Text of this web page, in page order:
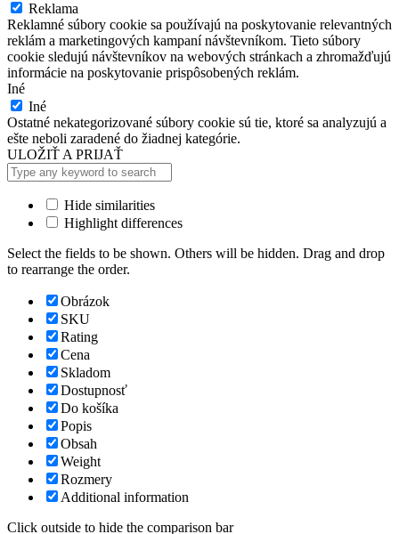
Reklama
Reklamné súbory cookie sa používajú na poskytovanie relevantných
reklám a marketingových kampaní návštevníkom. Tieto súbory
cookie sledujú návštevníkov na webových stránkach a zhromažďujú
informácie na poskytovanie prispôsobených reklám.
Iné
Iné
Ostatné nekategorizované súbory cookie sú tie, ktoré sa analyzujú a
ešte neboli zaradené do žiadnej kategórie.
ULOŽIŤ A PRIJAŤ
Hide similarities
Highlight differences
Select the fields to be shown. Others will be hidden. Drag and drop
to rearrange the order.
Obrázok
SKU
Rating
Cena
Skladom
Dostupnosť
Do košíka
Popis
Obsah
Weight
Rozmery
Additional information
Click outside to hide the comparison bar